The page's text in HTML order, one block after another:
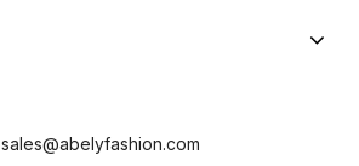
sales@abelyfashion.com